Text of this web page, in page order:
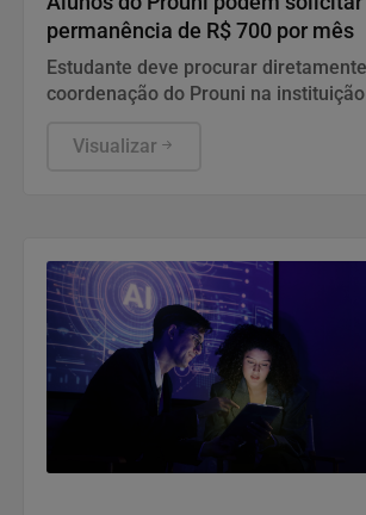
permanência de R$ 700 por mês
Estudante deve procurar
coordenação do Prouni na
elegibilidade de seu curso e dar início
Visualizar